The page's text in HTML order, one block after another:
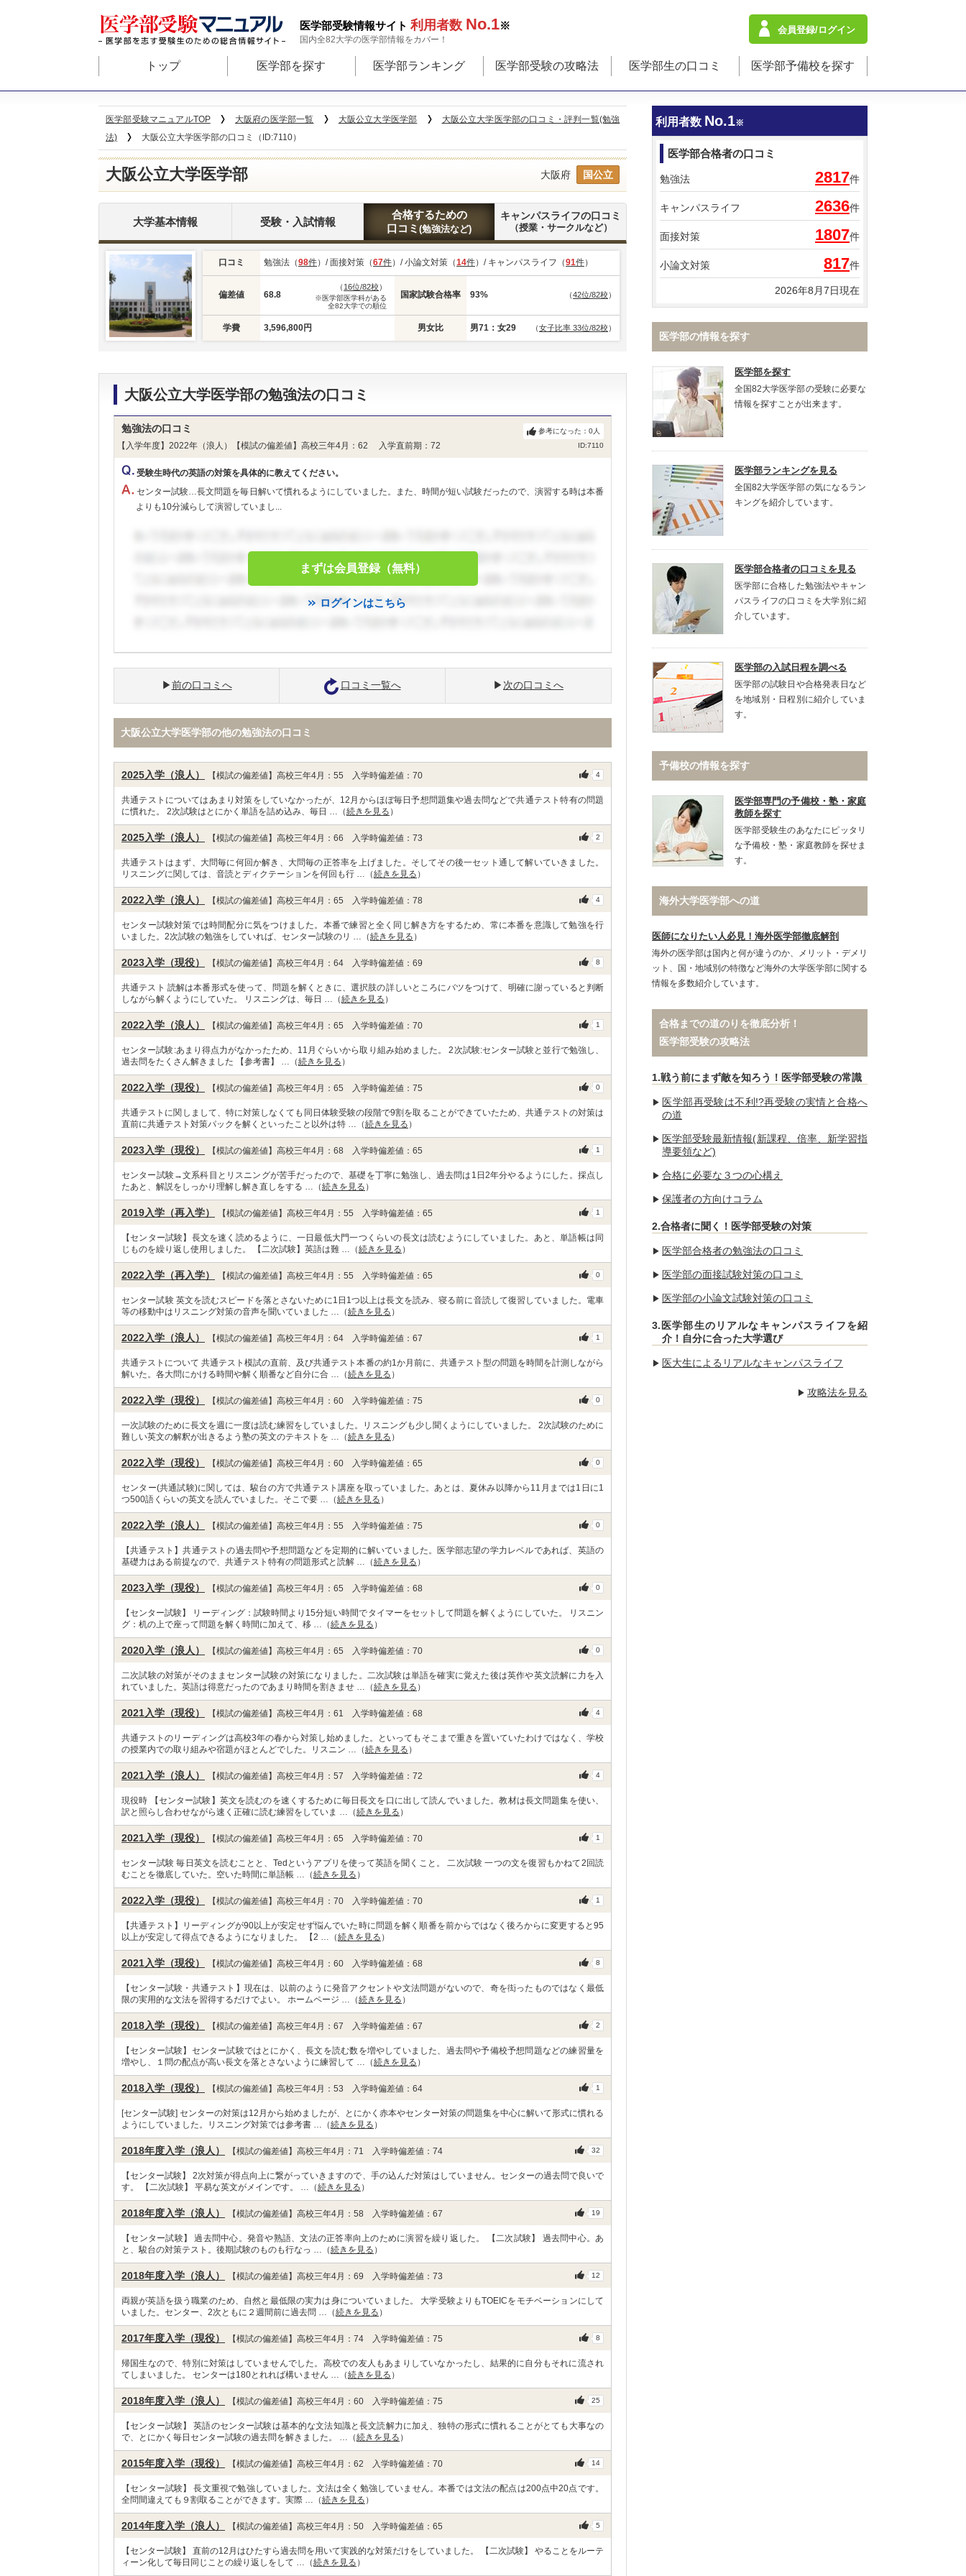
医学部受験情報サイト 利用者数 No.1※
国内全82大学の医学部情報をカバー！
会員登録/ログイン
トップ 医学部を探す 医学部ランキング 医学部受験の攻略法 医学部生の口コミ 医学部予備校を探す
医学部受験マニュアルTOP 大阪府の医学部一覧 大阪公立大学医学部
大阪公立大学医学部の口コミ・評判一覧(勉強
法)
大阪公立大学医学部の口コミ（ID:7110）
大阪公立大学医学部 大阪府 国公立
大学基本情報 受験・入試情報
合格するための
口コミ (勉強法など)
キャンパスライフの口コミ
（授業・サークルなど）
口コミ 勉強法（98件）/ 面接対策（67件）/ 小論文対策（14件）/ キャンパスライフ（91件）
偏差値 68.8
（ 16位/82校）
※医学部医学科がある
全82大学での順位
国家試験合格率 93% （42位/82校）
学費 3,596,800円 男女比 男71：女29 （女子比率 33位/82校）
大阪公立大学医学部の勉強法の口コミ
勉強法の口コミ
【入学年度】2022年（浪人）【模試の偏差値】高校三年4月：62 入学直前期：72 ID:7110
参考になった： 0人
受験生時代の英語の対策を具体的に教えてください。
センター試験…長文問題を毎日解いて慣れるようにしていました。また、時間が短い試験だったので、演習する時は本番
よりも10分減らして演習していまし...
まずは会員登録（無料）
ログインはこちら
前の口コミへ 口コミ一覧へ 次の口コミへ
大阪公立大学医学部の他の勉強法の口コミ
2025入学（浪人） 【模試の偏差値】高校三年4月：55 入学時偏差値：70 4
共通テストについてはあまり対策をしていなかったが、12月からほぼ毎日予想問題集や過去問などで共通テスト特有の問題
に慣れた。 2次試験はとにかく単語を詰め込み、毎日 …（続きを見る ）
2025入学（浪人） 【模試の偏差値】高校三年4月：66 入学時偏差値：73 2
共通テストはまず、大問毎に何回か解き、大問毎の正答率を上げました。そしてその後一セット通して解いていきました。
リスニングに関しては、音読とディクテーションを何回も行 …（続きを見る ）
2022入学（浪人） 【模試の偏差値】高校三年4月：65 入学時偏差値：78 4
センター試験対策では時間配分に気をつけました。本番で練習と全く同じ解き方をするため、常に本番を意識して勉強を行
いました。2次試験の勉強をしていれば、センター試験のリ …（続きを見る ）
2023入学（現役） 【模試の偏差値】高校三年4月：64 入学時偏差値：69 8
共通テスト 読解は本番形式を使って、問題を解くときに、選択肢の詳しいところにバツをつけて、明確に謝っていると判断
しながら解くようにしていた。 リスニングは、毎日 …（続きを見る ）
2022入学（浪人） 【模試の偏差値】高校三年4月：65 入学時偏差値：70 1
センター試験:あまり得点力がなかったため、11月ぐらいから取り組み始めました。 2次試験:センター試験と並行で勉強し、
過去問をたくさん解きました 【参考書】 …（続きを見る ）
2022入学（現役） 【模試の偏差値】高校三年4月：65 入学時偏差値：75 0
共通テストに関しまして、特に対策しなくても同日体験受験の段階で9割を取ることができていたため、共通テストの対策は
直前に共通テスト対策パックを解くといったこと以外は特 …（続きを見る ）
2023入学（現役） 【模試の偏差値】高校三年4月：68 入学時偏差値：65 1
センター試験→文系科目とリスニングが苦手だったので、基礎を丁寧に勉強し、過去問は1日2年分やるようにした。採点し
たあと、解説をしっかり理解し解き直しをする …（続きを見る ）
2019入学（再入学） 【模試の偏差値】高校三年4月：55 入学時偏差値：65 1
【センター試験】長文を速く読めるように、一日最低大門一つくらいの長文は読むようにしていました。あと、単語帳は同
じものを繰り返し使用しました。 【二次試験】英語は難 …（続きを見る ）
2022入学（再入学） 【模試の偏差値】高校三年4月：55 入学時偏差値：65 0
センター試験 英文を読むスピードを落とさないために1日1つ以上は長文を読み、寝る前に音読して復習していました。電車
等の移動中はリスニング対策の音声を聞いていました …（続きを見る ）
2022入学（浪人） 【模試の偏差値】高校三年4月：64 入学時偏差値：67 1
共通テストについて 共通テスト模試の直前、及び共通テスト本番の約1か月前に、共通テスト型の問題を時間を計測しながら
解いた。各大問にかける時間や解く順番など自分に合 …（続きを見る ）
2022入学（現役） 【模試の偏差値】高校三年4月：60 入学時偏差値：75 0
一次試験のために長文を週に一度は読む練習をしていました。リスニングも少し聞くようにしていました。 2次試験のために
難しい英文の解釈が出きるよう塾の英文のテキストを …（続きを見る ）
2022入学（現役） 【模試の偏差値】高校三年4月：60 入学時偏差値：65 0
センター(共通試験)に関しては、駿台の方で共通テスト講座を取っていました。あとは、夏休み以降から11月までは1日に1
つ500語くらいの英文を読んでいました。そこで要 …（続きを見る ）
2022入学（浪人） 【模試の偏差値】高校三年4月：55 入学時偏差値：75 0
【共通テスト】共通テストの過去問や予想問題などを定期的に解いていました。医学部志望の学力レベルであれば、英語の
基礎力はある前提なので、共通テスト特有の問題形式と読解 …（続きを見る ）
2023入学（現役） 【模試の偏差値】高校三年4月：65 入学時偏差値：68 0
【センター試験】 リーディング：試験時間より15分短い時間でタイマーをセットして問題を解くようにしていた。 リスニン
グ：机の上で座って問題を解く時間に加えて、移 …（続きを見る ）
2020入学（浪人） 【模試の偏差値】高校三年4月：65 入学時偏差値：70 0
二次試験の対策がそのままセンター試験の対策になりました。二次試験は単語を確実に覚えた後は英作や英文読解に力を入
れていました。英語は得意だったのであまり時間を割きませ …（続きを見る ）
2021入学（現役） 【模試の偏差値】高校三年4月：61 入学時偏差値：68 4
共通テストのリーディングは高校3年の春から対策し始めました。といってもそこまで重きを置いていたわけではなく、学校
の授業内での取り組みや宿題がほとんどでした。リスニン …（続きを見る ）
2021入学（浪人） 【模試の偏差値】高校三年4月：57 入学時偏差値：72 4
現役時 【センター試験】英文を読むのを速くするために毎日長文を口に出して読んでいました。教材は長文問題集を使い、
訳と照らし合わせながら速く正確に読む練習をしていま …（続きを見る ）
2021入学（現役） 【模試の偏差値】高校三年4月：65 入学時偏差値：70 1
センター試験 毎日英文を読むことと、Tedというアプリを使って英語を聞くこと。 二次試験 一つの文を復習もかねて2回読
むことを徹底していた。空いた時間に単語帳 …（続きを見る ）
2022入学（現役） 【模試の偏差値】高校三年4月：70 入学時偏差値：70 1
【共通テスト】リーディングが90以上が安定せず悩んでいた時に問題を解く順番を前からではなく後ろからに変更すると95
以上が安定して得点できるようになりました。 【2 …（続きを見る ）
2021入学（現役） 【模試の偏差値】高校三年4月：60 入学時偏差値：68 8
【センター試験・共通テスト】現在は、以前のように発音アクセントや文法問題がないので、奇を衒ったものではなく最低
限の実用的な文法を習得するだけでよい。 ホームページ …（続きを見る ）
2018入学（現役） 【模試の偏差値】高校三年4月：67 入学時偏差値：67 2
【センター試験】センター試験ではとにかく、長文を読む数を増やしていました、過去問や予備校予想問題などの練習量を
増やし、１問の配点が高い長文を落とさないように練習して …（続きを見る ）
2018入学（現役） 【模試の偏差値】高校三年4月：53 入学時偏差値：64 1
[センター試験] センターの対策は12月から始めましたが、とにかく赤本やセンター対策の問題集を中心に解いて形式に慣れる
ようにしていました。リスニング対策では参考書 …（続きを見る ）
2018年度入学（浪人） 【模試の偏差値】高校三年4月：71 入学時偏差値：74 32
【センター試験】 2次対策が得点向上に繋がっていきますので、手の込んだ対策はしていません。センターの過去問で良いで
す。 【二次試験】 平易な英文がメインです。 …（続きを見る ）
2018年度入学（浪人） 【模試の偏差値】高校三年4月：58 入学時偏差値：67 19
【センター試験】 過去問中心。発音や熟語、文法の正答率向上のために演習を繰り返した。 【二次試験】 過去問中心。あ
と、駿台の対策テスト。後期試験のものも行なっ …（続きを見る ）
2018年度入学（浪人） 【模試の偏差値】高校三年4月：69 入学時偏差値：73 12
両親が英語を扱う職業のため、自然と最低限の実力は身についていました。 大学受験よりもTOEICをモチベーションにして
いました。センター、2次ともに２週間前に過去問 …（続きを見る ）
2017年度入学（現役） 【模試の偏差値】高校三年4月：74 入学時偏差値：75 8
帰国生なので、特別に対策はしていませんでした。高校での友人もあまりしていなかったし、結果的に自分もそれに流され
てしまいました。 センターは180とれれば構いません …（続きを見る ）
2018年度入学（浪人） 【模試の偏差値】高校三年4月：60 入学時偏差値：75 25
【センター試験】 英語のセンター試験は基本的な文法知識と長文読解力に加え、独特の形式に慣れることがとても大事なの
で、とにかく毎日センター試験の過去問を解きました。 …（続きを見る ）
2015年度入学（現役） 【模試の偏差値】高校三年4月：62 入学時偏差値：70 14
【センター試験】 長文重視で勉強していました。文法は全く勉強していません。本番では文法の配点は200点中20点です。
全問間違えても９割取ることができます。実際 …（続きを見る ）
2014年度入学（浪人） 【模試の偏差値】高校三年4月：50 入学時偏差値：65 5
【センター試験】 直前の12月はひたすら過去問を用いて実践的な対策だけをしていました。 【二次試験】 やることをルーテ
ィーン化して毎日同じことの繰り返しをして …（続きを見る ）
利用者数 No.1※
医学部合格者の口コミ
勉強法 2817件
キャンパスライフ 2636件
面接対策 1807件
小論文対策 817件
2026年8月7日現在
医学部の情報を探す
医学部を探す
全国82大学医学部の受験に必要な
情報を探すことが出来ます。
医学部ランキングを見る
全国82大学医学部の気になるラン
キングを紹介しています。
医学部合格者の口コミを見る
医学部に合格した勉強法やキャン
パスライフの口コミを大学別に紹
介しています。
医学部の入試日程を調べる
医学部の試験日や合格発表日など
を地域別・日程別に紹介していま
す。
予備校の情報を探す
医学部専門の予備校・塾・家庭
教師を探す
医学部受験生のあなたにピッタリ
な予備校・塾・家庭教師を探せま
す。
海外大学医学部への道
医師になりたい人必見！海外医学部徹底解剖
海外の医学部は国内と何が違うのか、メリット・デメリ
ット、国・地域別の特徴など海外の大学医学部に関する
情報を多数紹介しています。
合格までの道のりを徹底分析！
医学部受験の攻略法
1.戦う前にまず敵を知ろう！医学部受験の常識
医学部再受験は不利!?再受験の実情と合格へ
の道
医学部受験最新情報(新課程、倍率、新学習指
導要領など)
合格に必要な３つの心構え
保護者の方向けコラム
2.合格者に聞く！医学部受験の対策
医学部合格者の勉強法の口コミ
医学部の面接試験対策の口コミ
医学部の小論文試験対策の口コミ
3.医学部生のリアルなキャンパスライフを紹
介！自分に合った大学選び
医大生によるリアルなキャンパスライフ
攻略法を見る